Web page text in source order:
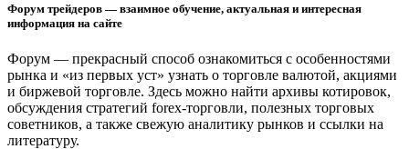
Форум трейдеров — взаимное обучение, актуальная и интересная
информация на сайте
Форум — прекрасный способ ознакомиться с особенностями
рынка и «из первых уст» узнать о торговле валютой, акциями
и биржевой торговле. Здесь можно найти архивы котировок,
обсуждения стратегий forex-торговли, полезных торговых
советников, а также свежую аналитику рынков и ссылки на
литературу.